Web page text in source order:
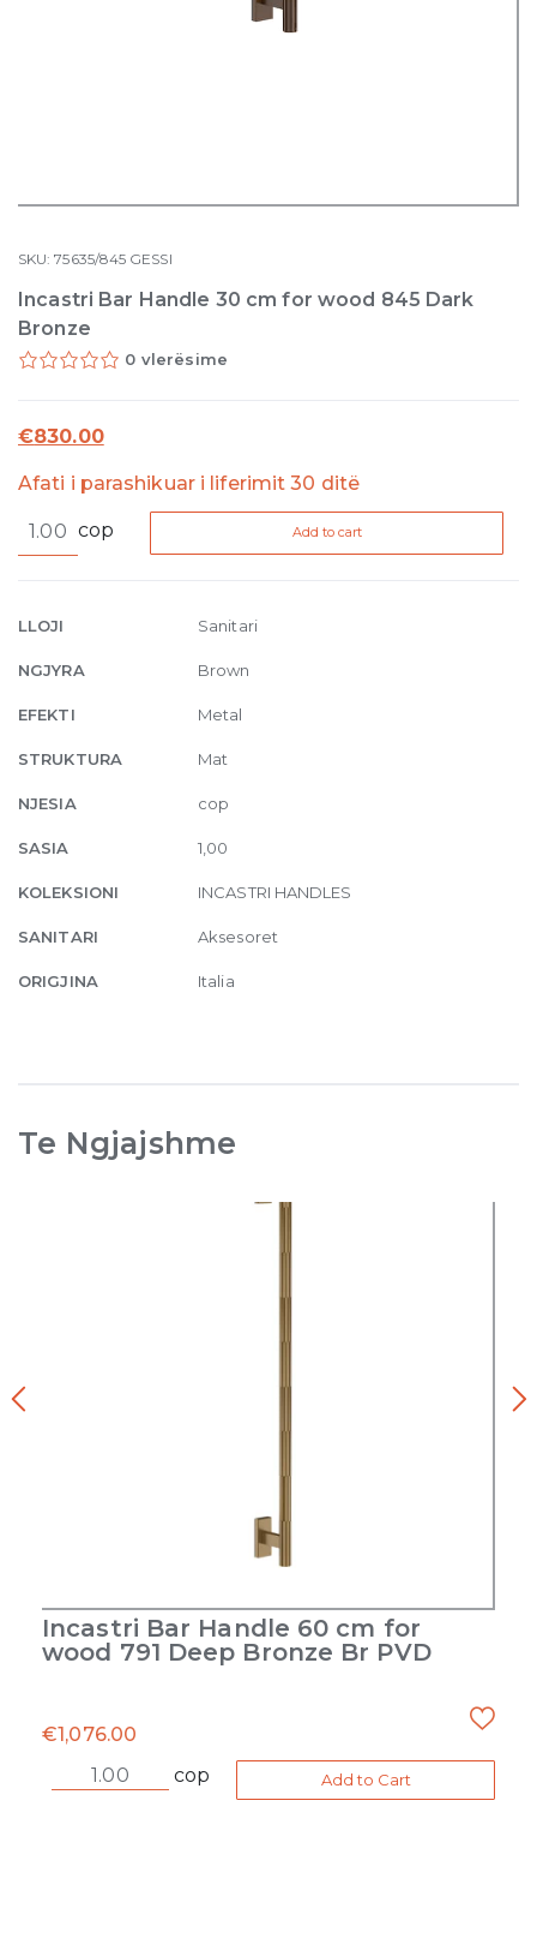
SKU:75635/845 GESSI
Incastri Bar Handle 30 cm for wood 845 Dark
Bronze
0 vlerësime
€830.00
Afati i parashikuar i liferimit 30 ditë
Bar
cm
wood
845
Bronze
quantity
cop Add to cart
LLOJI Sanitari
NGJYRA Brown
EFEKTI Metal
STRUKTURA Mat
NJESIA cop
SASIA 1,00
KOLEKSIONI INCASTRI HANDLES
SANITARI Aksesoret
ORIGJINA Italia
Te Ngjajshme
Incastri Bar Handle 60 cm for
wood 791 Deep Bronze Br PVD
€1,076.00
cop
Add to Cart